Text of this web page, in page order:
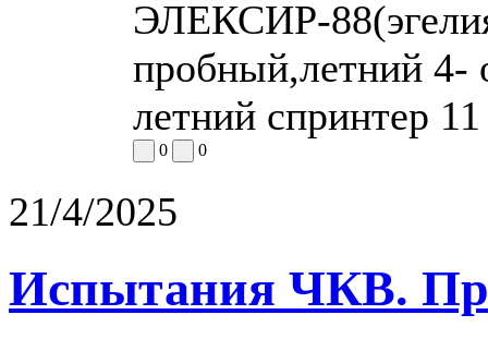
ЭЛЕКСИР-
пробный,летний 4-
летний спринтер
0 0
21/4/2025
Испытания ЧКВ.